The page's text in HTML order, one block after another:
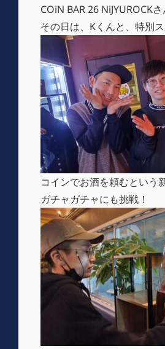
COiN BAR 26 NiJYUROCK
その日は、Kくんと、特別
コインでお酒を頼むという
ガチャガチャにも挑戦！